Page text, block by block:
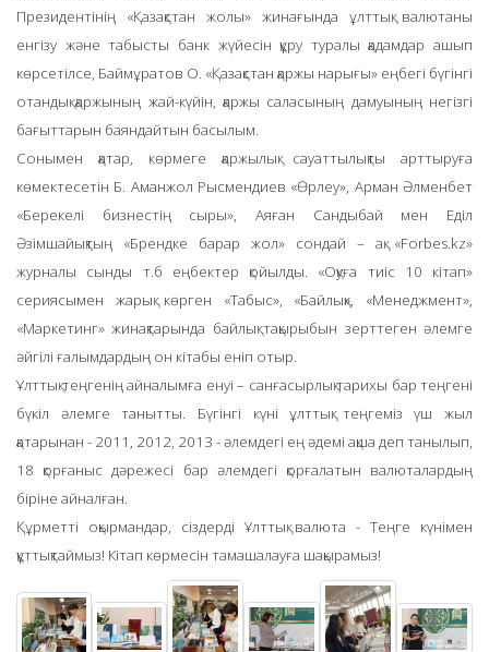
Президентінің «Қазақстан жолы» жинағында ұлттық валютаны
енгізу және табысты банк жүйесін құру туралы қадамдар ашып
көрсетілсе, Баймұратов О. «Қазақстан қаржы нарығы» еңбегі бүгінгі
отандық қаржының жай-күйін, қаржы саласының дамуының негізгі
бағыттарын баяндайтын басылым.
Сонымен қатар, көрмеге қаржылық сауаттылықты арттыруға
көмектесетін Б. Аманжол Рысмендиев «Өрлеу», Арман Әлменбет
«Берекелі бизнестің сыры», Аяған Сандыбай мен Еділ
Әзімшайықтың «Брендке барар жол» сондай – ақ «Forbes.kz»
журналы сынды т.б еңбектер қойылды. «Оқуға тиіс 10 кітап»
сериясымен жарық көрген «Табыс», «Байлық», «Менеджмент»,
«Маркетинг» жинақтарында байлық тақырыбын зерттеген әлемге
әйгілі ғалымдардың он кітабы еніп отыр.
Ұлттық теңгенің айналымға енуі – санғасырлық тарихы бар теңгені
бүкіл әлемге танытты. Бүгінгі күні ұлттық теңгеміз үш жыл
қатарынан - 2011, 2012, 2013 - әлемдегі ең әдемі ақша деп танылып,
18 қорғаныс дәрежесі бар әлемдегі қорғалатын валюталардың
біріне айналған.
Құрметті оқырмандар, сіздерді Ұлттық валюта - Теңге күнімен
құттықтаймыз! Кітап көрмесін тамашалауға шақырамыз!